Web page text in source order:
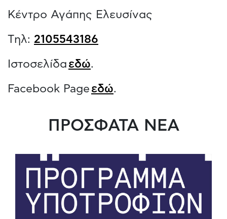
Κέντρο Αγάπης Ελευσίνας
Tηλ: 2105543186
Ιστοσελίδα εδώ.
Facebook Page εδώ.
ΠΡΟΣΦΑΤΑ ΝΕΑ